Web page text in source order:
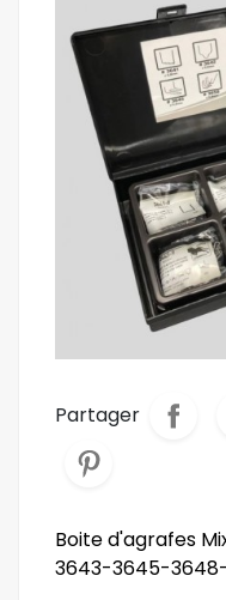
Partager
Boite d'agrafes
3643-3645-